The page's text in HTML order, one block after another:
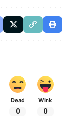
Dead
0
Wink
0